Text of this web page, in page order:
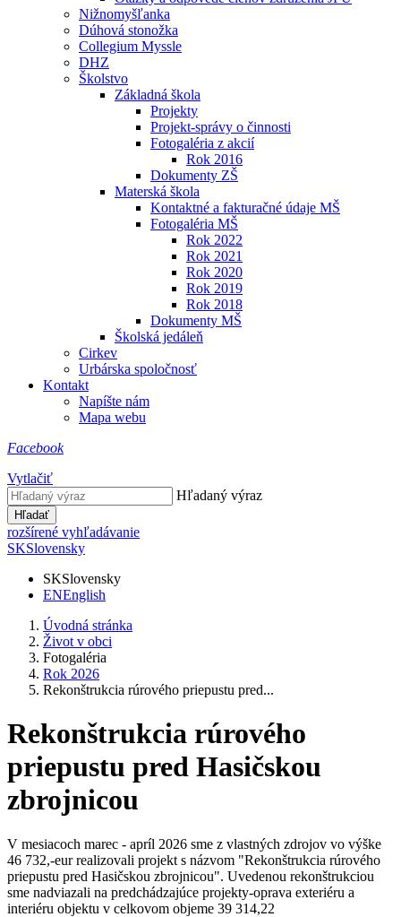
Nižnomyšľanka
Dúhová stonožka
Collegium Myssle
DHZ
Školstvo
Základná škola
Projekty
Projekt-správy o činnosti
Fotogaléria z akcií
Rok 2016
Dokumenty ZŠ
Materská škola
Kontaktné a fakturačné údaje MŠ
Fotogaléria MŠ
Rok 2022
Rok 2021
Rok 2020
Rok 2019
Rok 2018
Dokumenty MŠ
Školská jedáleň
Cirkev
Urbárska spoločnosť
Kontakt
Napíšte nám
Mapa webu
Facebook
Vytlačiť
Hľadaný výraz
Hľadať
rozšírené vyhľadávanie
SKSlovensky
SKSlovensky
ENEnglish
Úvodná stránka
Život v obci
Fotogaléria
Rok 2026
Rekonštrukcia rúrového priepustu pred...
Rekonštrukcia rúrového
priepustu pred Hasičskou
zbrojnicou
V mesiacoch marec - apríl 2026 sme z vlastných zdrojov vo výške
46 732,-eur realizovali projekt s názvom "Rekonštrukcia rúrového
priepustu pred Hasičskou zbrojnicou". Uvedenou rekonštrukciou
sme nadviazali na predchádzajúce projekty-oprava exteriéru a
interiéru objektu v celkovom objeme 39 314,22